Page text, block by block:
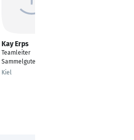
Kay Erps
Teamleiter
Sammelguteingang
Kiel